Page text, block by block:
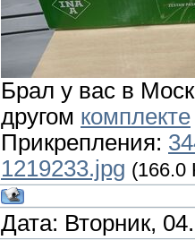
Брал у вас в
другом комплекте
Прикрепления:
1219233.jpg (166.0
Дата: Вторник,